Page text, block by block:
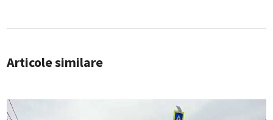
Articole similare